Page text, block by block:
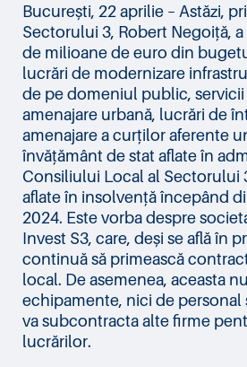
București, 22 aprilie – Astăzi,
Sectorului 3, Robert Negoiță,
de milioane de euro din
lucrări de modernizare
de pe domeniul public,
amenajare urbană, lucrări de
amenajare a curților aferente
învățământ de stat aflate în
Consiliului Local al Sectorului
aflate în insolvență începând
2024. Este vorba despre
Invest S3, care, deși se află în
continuă să primească
local. De asemenea, aceasta
echipamente, nici de personal
va subcontracta alte firme
lucrărilor.